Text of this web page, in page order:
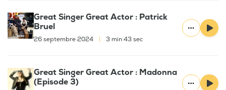
Great Singer Great Actor : Patrick
Bruel
26 septembre 2024 3 min 43 sec
Great Singer Great Actor : Madonna
(Episode 3)